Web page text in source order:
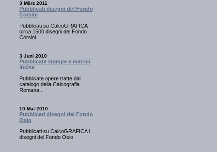
3 März 2011
Pubblicati disegni del Fondo
Corsini
Pubblicati su CalcoGRAFICA
circa 1500 disegni del Fondo
Corsini
3 Juni 2010
Pubblicate stampe e matrici
incise
Pubblicate opere tratte dal
catalogo della Calcografia
Romana...
10 Mai 2010
Pubblicati disegni del Fondo
Osio
Pubblicati su CalcoGRAFICA i
disegni del Fondo Osio